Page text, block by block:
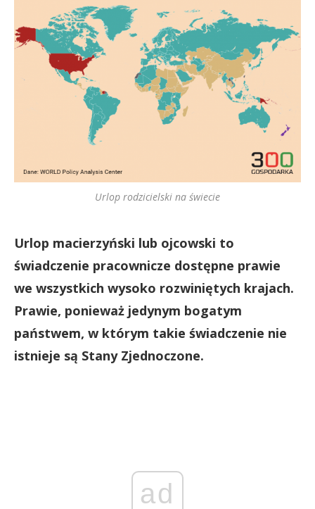
Urlop rodzicielski na świecie
Urlop macierzyński lub ojcowski to
świadczenie pracownicze dostępne prawie
we wszystkich wysoko rozwiniętych krajach.
Prawie, ponieważ jedynym bogatym
państwem, w którym takie świadczenie nie
istnieje są Stany Zjednoczone.
ad